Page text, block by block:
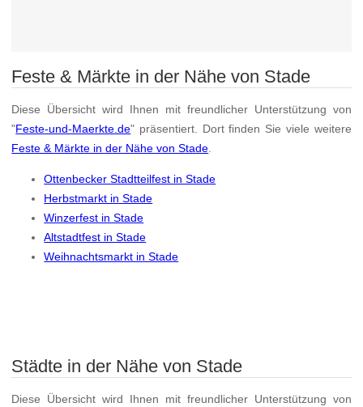
Feste & Märkte in der Nähe von Stade
Diese Übersicht wird Ihnen mit freundlicher Unterstützung von
"Feste-und-Maerkte.de" präsentiert. Dort finden Sie viele weitere
Feste & Märkte in der Nähe von Stade
Ottenbecker Stadtteilfest in Stade
Herbstmarkt in Stade
Winzerfest in Stade
Altstadtfest in Stade
Weihnachtsmarkt in Stade
Städte in der Nähe von Stade
Diese Übersicht wird Ihnen mit freundlicher Unterstützung von